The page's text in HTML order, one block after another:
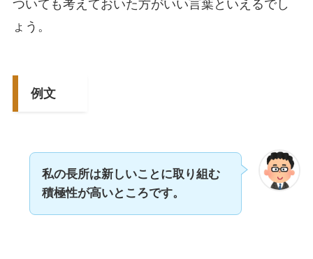
ついても考えておいた方がいい言葉といえるでし
ょう。
例文
私の長所は新しいことに取り組む
積極性が高いところです。